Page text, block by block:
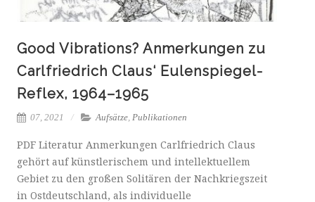
Good Vibrations? Anmerkungen zu
Carlfriedrich Claus‘ Eulenspiegel-
Reflex, 1964–1965
07, 2021 Aufsätze Publikationen
PDF Literatur Anmerkungen Carlfriedrich Claus
gehört auf künstlerischem und intellektuellem
Gebiet zu den großen Solitären der Nachkriegszeit
in Ostdeutschland, als individuelle